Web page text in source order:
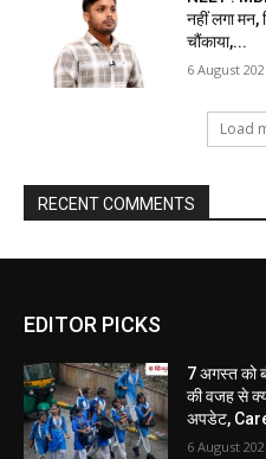
नहीं लगा
चौंकाया,...
6 August
Load
RECENT COMMENTS
EDITOR PICKS
7 अगस्त को
की वजह से
अपडेट,
6 August